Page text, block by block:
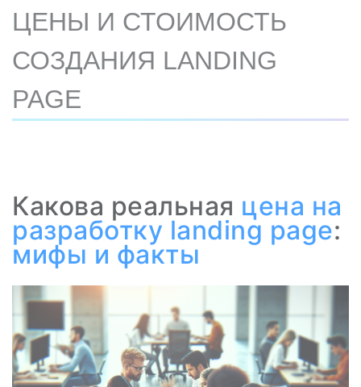
ЦЕНЫ И СТОИМОСТЬ
СОЗДАНИЯ LANDING
PAGE
Какова реальная цена на
разработку landing page:
мифы и факты